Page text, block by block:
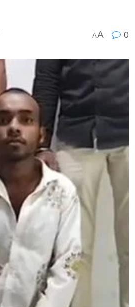
AA 0